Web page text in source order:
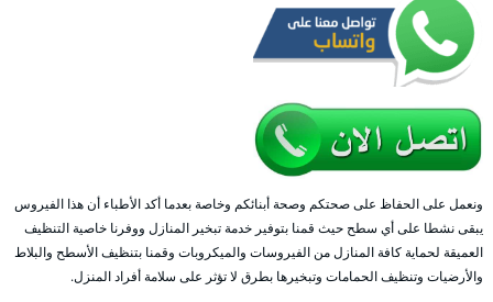
ونعمل على الحفاظ على صحتكم وصحة أبنائكم وخاصة بعدما أكد الأطباء أن هذا الفيروس
يبقى نشطا على أي سطح حيث قمنا بتوفير خدمة تبخير المنازل ووفرنا خاصية التنظيف
العميقة لحماية كافة المنازل من الفيروسات والميكروبات وقمنا بتنظيف الأسطح والبلاط
والأرضيات وتنظيف الحمامات وتبخيرها بطرق لا تؤثر على سلامة أفراد المنزل.